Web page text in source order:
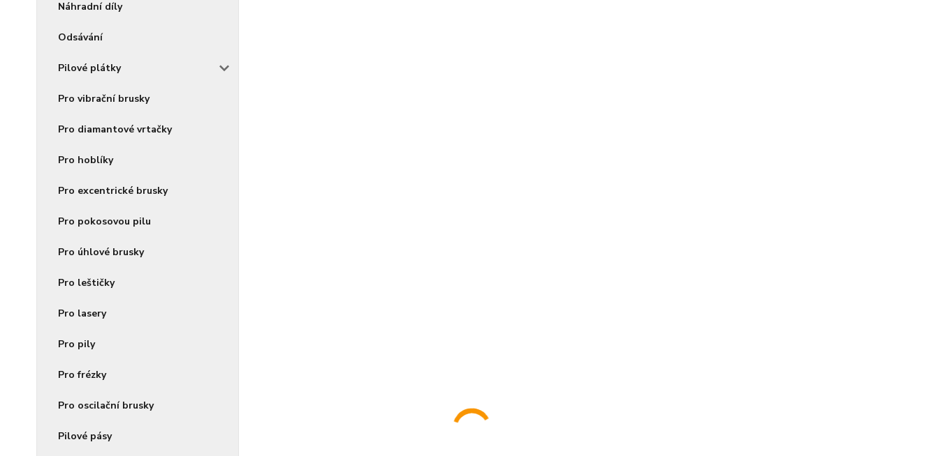
Náhradní díly
Odsávání
Pilové plátky
Pro vibrační brusky
Pro diamantové vrtačky
Pro hoblíky
Pro excentrické brusky
Pro pokosovou pilu
Pro úhlové brusky
Pro leštičky
Pro lasery
Pro pily
Pro frézky
Pro oscilační brusky
Pilové pásy